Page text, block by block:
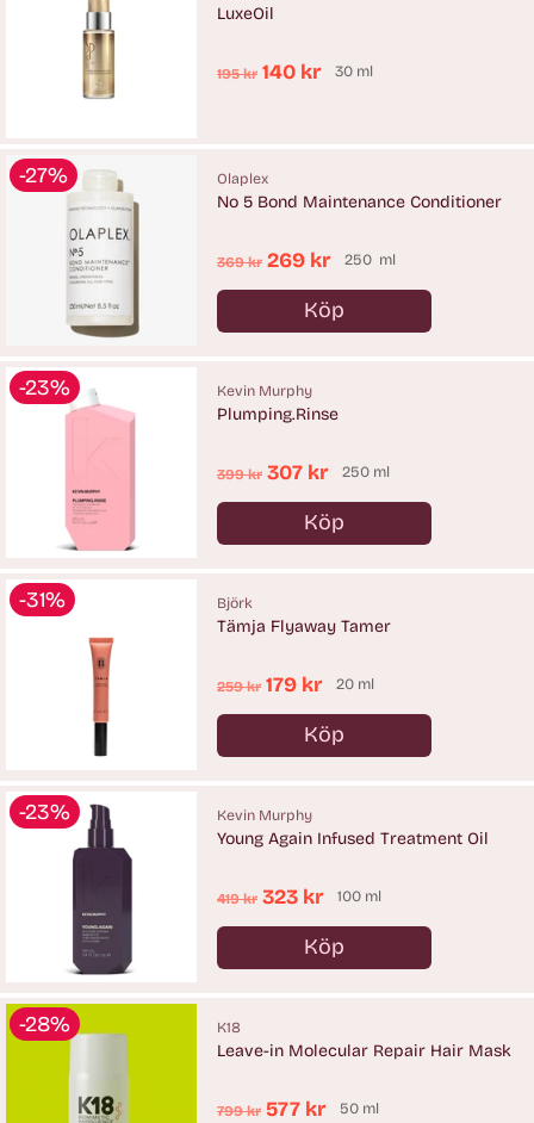
LuxeOil
Ordinarie
195 kr 140 kr 30 ml
-27% Olaplex
No 5 Bond Maintenance Conditioner
Ordinarie
pris
369 kr 269 kr 250 ml
Köp
Antal
-23% Kevin Murphy
Plumping.Rinse
Ordinarie
pris
399 kr 307 kr 250 ml
Köp
Antal
-31% Björk
Tämja Flyaway Tamer
Ordinarie
pris
259 kr 179 kr 20 ml
Köp
Antal
-23% Kevin Murphy
Young Again Infused Treatment Oil
Ordinarie
pris
419 kr 323 kr 100 ml
Köp
Antal
-28% K18
Leave-in Molecular Repair Hair Mask
Ordinarie
799 kr 577 kr 50 ml